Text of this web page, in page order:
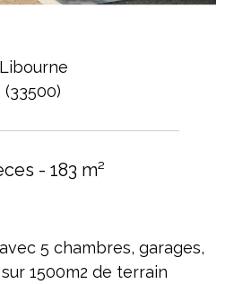
Libourne
(33500)
- 183 m²
5 chambres, garages,
1500m2 de terrain